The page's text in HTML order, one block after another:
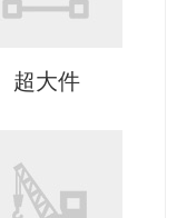
超大件